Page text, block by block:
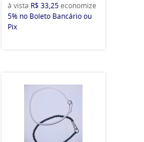
à vista R$ 33,25economize
5% no Boleto Bancário ou
Pix